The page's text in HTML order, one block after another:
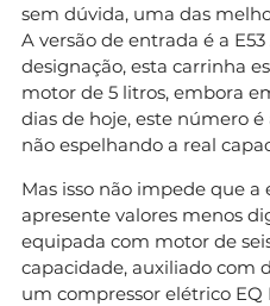
sem dúvida, uma das
A versão de entrada é a
designação, esta carrinha
motor de 5 litros, embora
dias de hoje, este número
não espelhando a real
Mas isso não impede que a
apresente valores menos
equipada com motor de
capacidade, auxiliado com
um compressor elétrico